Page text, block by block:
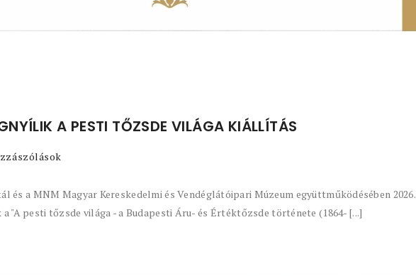
A PESTI TŐZSDE VILÁGA KIÁLLÍTÁS
és a MNM Magyar Kereskedelmi és Vendéglátóipari Múzeum együttműködésében 2026.
"A pesti tőzsde világa - a Budapesti Áru- és Értéktőzsde története (1864- [...]